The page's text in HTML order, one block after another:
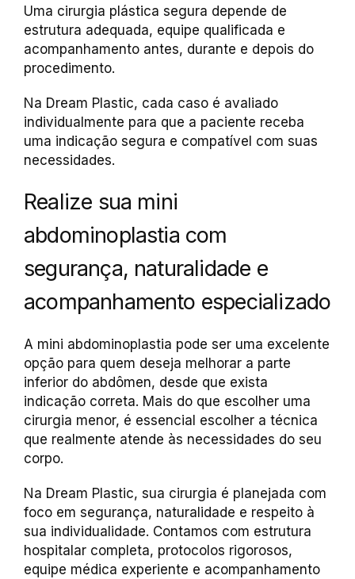
Uma cirurgia plástica segura depende de
estrutura adequada, equipe qualificada e
acompanhamento antes, durante e depois do
procedimento.
Na Dream Plastic, cada caso é avaliado
individualmente para que a paciente receba
uma indicação segura e compatível com suas
necessidades.
Realize sua mini
abdominoplastia com
segurança, naturalidade e
acompanhamento especializado
A mini abdominoplastia pode ser uma excelente
opção para quem deseja melhorar a parte
inferior do abdômen, desde que exista
indicação correta. Mais do que escolher uma
cirurgia menor, é essencial escolher a técnica
que realmente atende às necessidades do seu
corpo.
Na Dream Plastic, sua cirurgia é planejada com
foco em segurança, naturalidade e respeito à
sua individualidade. Contamos com estrutura
hospitalar completa, protocolos rigorosos,
equipe médica experiente e acompanhamento